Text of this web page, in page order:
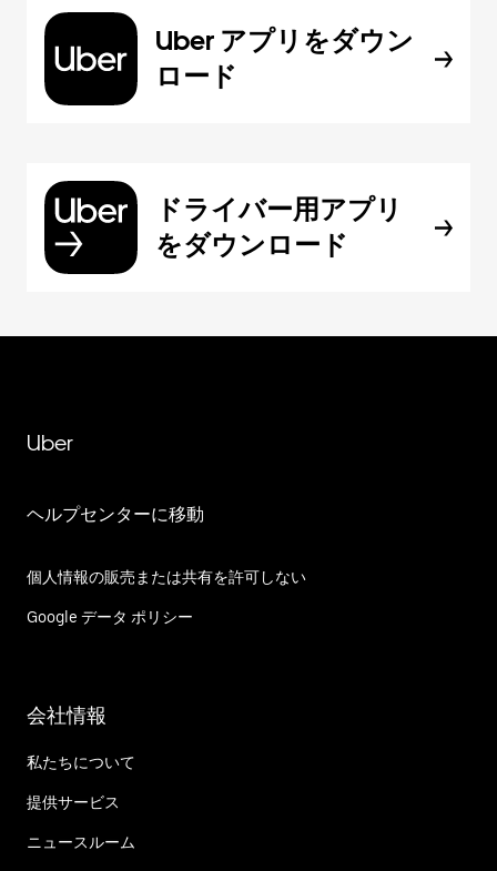
Uber アプリをダウン
ロード
ドライバー用アプリ
をダウンロード
Uber
ヘルプセンターに移動
個人情報の販売または共有を許可しない
Google データ ポリシー
会社情報
私たちについて
提供サービス
ニュースルーム